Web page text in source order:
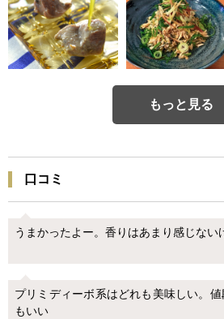
もっと見る
口コミ
うまかったよー。香りはあまり感じない
プリミディーボ系はどれも美味しい。
もいい